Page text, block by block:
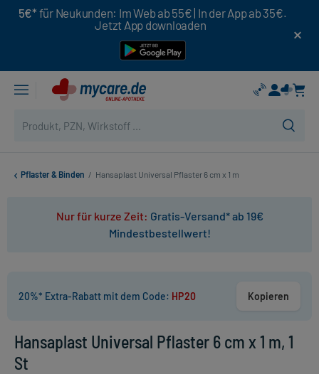
5€* für Neukunden: Im Web ab 55€ | In der App ab 35€.
Jetzt App downloaden
Pflaster & Binden / Hansaplast Universal Pflaster 6 cm x 1 m
Nur für kurze Zeit: Gratis-Versand* ab 19€
Mindestbestellwert!
20%* Extra-Rabatt mit dem Code: HP20 Kopieren
Hansaplast Universal Pflaster 6 cm x 1 m, 1
St